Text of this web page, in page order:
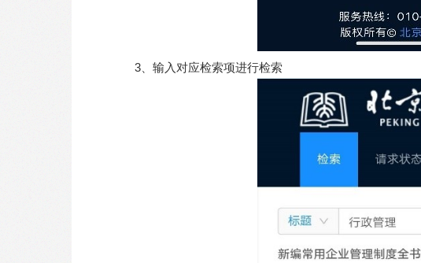
3、输入对应检索项进行检索